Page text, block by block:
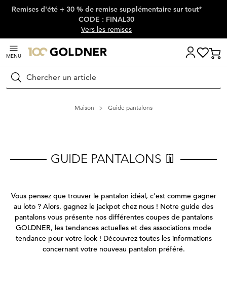
Passer la navigation, aller directement au contenu
Remises d'été + 30 % de remise supplémentaire sur tout*
CODE : FINAL30
Vers les remises
MENU
Rechercher
Maison Guide pantalons
GUIDE PANTALONS 👖
Vous pensez que trouver le pantalon idéal, c'est comme gagner
au loto ? Alors, gagnez le jackpot chez nous ! Notre guide des
pantalons vous présente nos différentes coupes de pantalons
GOLDNER, les tendances actuelles et des associations mode
tendance pour votre look ! Découvrez toutes les informations
concernant votre nouveau pantalon préféré.